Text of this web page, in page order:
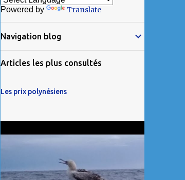
Powered by Translate
Navigation blog
Articles les plus consultés
Les prix polynésiens